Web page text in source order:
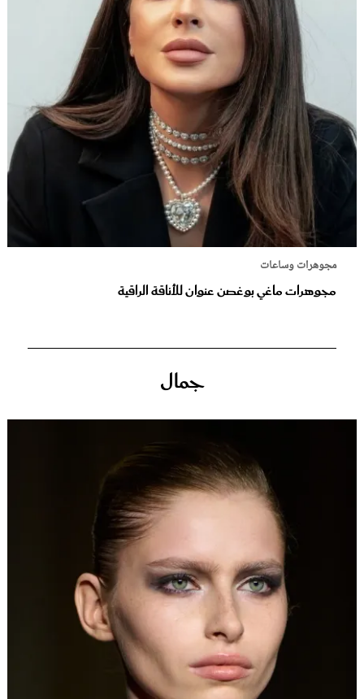
مجوهرات وساعات
مجوهرات ماغي بوغصن عنوان للأناقة الراقية
جمال